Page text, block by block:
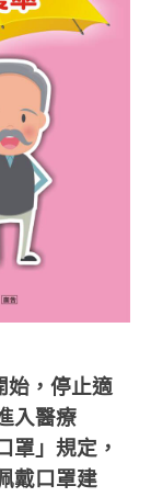
始，停止適
入醫療
罩」規定，
戴口罩建